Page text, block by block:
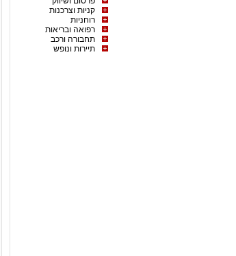
קניות וצרכנות
רוחניות
רפואה ובריאות
תחבורה ורכב
תיירות ונופש